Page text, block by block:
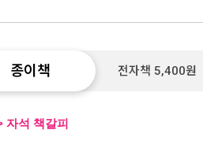
종이책 전자책 5,400원
자석 책갈피